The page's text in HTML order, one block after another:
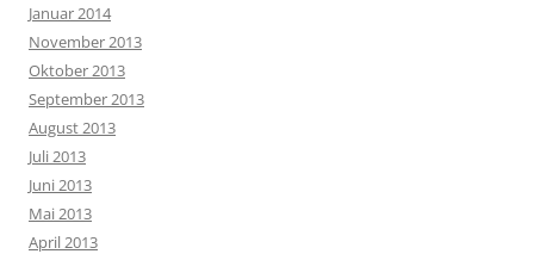
Januar 2014
November 2013
Oktober 2013
September 2013
August 2013
Juli 2013
Juni 2013
Mai 2013
April 2013